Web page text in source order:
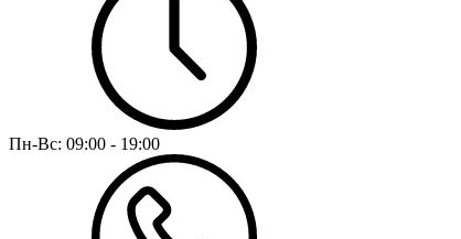
Пн-Вс: 09:00 - 19:00